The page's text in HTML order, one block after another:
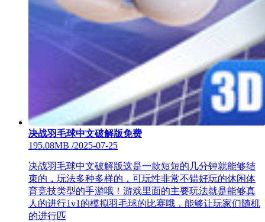
决战羽毛球中文破解版免费
195.08MB /2025-07-25
决战羽毛球中文破解版这是一款短短的几分钟就能够结
束的，玩法多种多样的，可玩性非常不错好玩的休闲体
育竞技类型的手游哦！游戏里面的主要玩法就是能够真
人的进行1v1的模拟羽毛球的比赛哦，能够让玩家们随机
的进行匹